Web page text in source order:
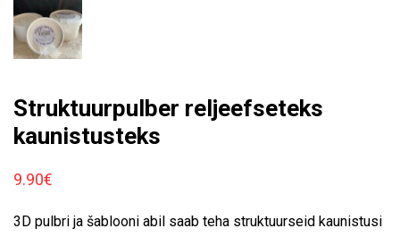
Struktuurpulber reljeefseteks
kaunistusteks
9.90€
3D pulbri ja šablooni abil saab teha struktuurseid kaunistusi